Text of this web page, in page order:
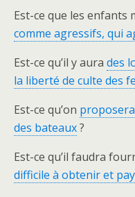
Est-ce que les enfants
comme agressifs, qui
Est-ce qu’il y aura des
la liberté de culte des
Est-ce qu’on
des bateaux?
Est-ce qu’il faudra
difficile à obtenir et